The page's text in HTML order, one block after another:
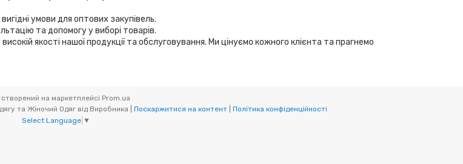
умови для оптових закупівель.
та допомогу у виборі товарів.
якості нашої продукції та обслуговування. Ми цінуємо кожного клієнта та прагнемо
на маркетплейсі Prom.ua
Поскаржитися на контент
Політика конфіденційності
Select Language ▼